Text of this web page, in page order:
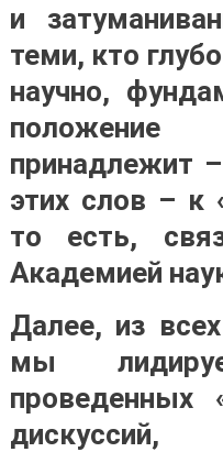
и
теми, кто
научно,
принадлежит
этих слов – к
то есть,
Академией
Далее, из
мы
проведенных
дискуссий,